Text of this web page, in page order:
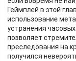
Геймплей в этой
использование
устранения
позволяет
преследования на
получился